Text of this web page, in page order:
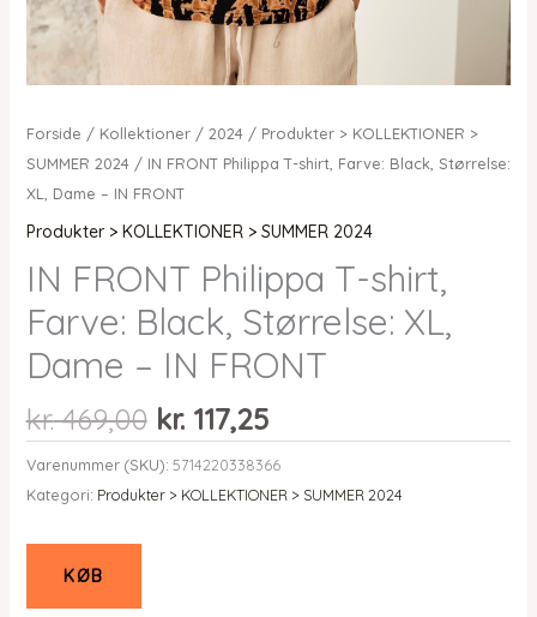
Forside / Kollektioner/ 2024 / Produkter > KOLLEKTIONER >
SUMMER 2024 / IN FRONT Philippa T-shirt, Farve: Black, Størrelse:
XL, Dame – IN FRONT
Produkter > KOLLEKTIONER > SUMMER 2024
IN FRONT Philippa T-shirt,
Farve: Black, Størrelse: XL,
Dame – IN FRONT
kr.469,00 Den
oprindelige
pris
var:
kr.117,25Den
aktuelle
pris
er:
Varenummer (SKU): 5714220338366
Kategori: Produkter > KOLLEKTIONER > SUMMER 2024
KØB